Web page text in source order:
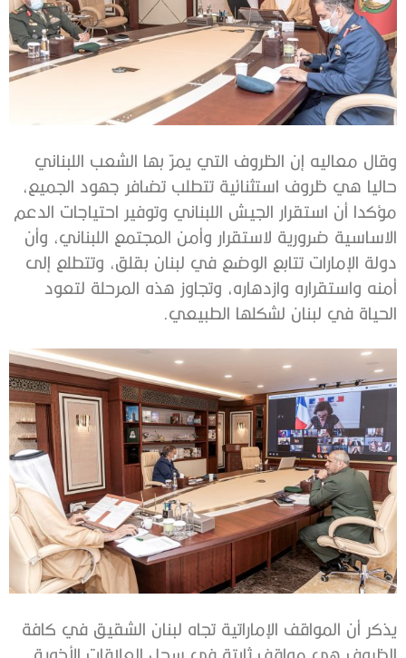
وقال معاليه إن الظروف التي يمرّ بها الشعب اللبناني
حاليا هي ظروف استثنائية تتطلب تضافر جهود الجميع،
مؤكدا أن استقرار الجيش اللبناني وتوفير احتياجات الدعم
الاساسية ضرورية لاستقرار وأمن المجتمع اللبناني، وأن
دولة الإمارات تتابع الوضع في لبنان بقلق، وتتطلع إلى
أمنه واستقراره وازدهاره، وتجاوز هذه المرحلة لتعود
الحياة في لبنان لشكلها الطبيعي.
يذكر أن المواقف الإماراتية تجاه لبنان الشقيق في كافة
الظروف هي مواقف ثابتة في سجل العلاقات الأخوية